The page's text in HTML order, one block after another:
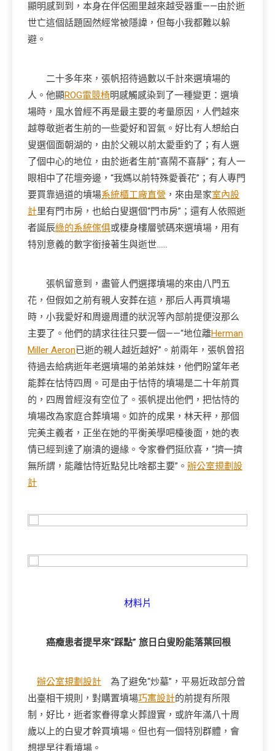
顯明感到到，本身在伴侶圈里越來越受器重——由於逝
世亡這個話題固然經常被隱諱，但每小我都難以躲
避。
二十多年來，張帆招待過數以千計來選墳場的
人。他顯ROG電競椅明感觸感染到了一種變更：選墳
場時，風水曾經不再是最主要的考量原因，人們越來
越尊敬逝者生前的一些愛好和習氣。好比有人想給白
叟選個面朝湖的，由於父親以前太愛垂釣了；有人選
了個中心的地位，由於逝者生前“喜鬧不喜靜”；有人一
眼相中了花壇旁邊，“我媽以前特殊愛養花”；有人專門
要買靠過道的墳場系統櫃工廠直營 ，來由是家室內設
計里有門市房，也給白叟選個“門市房”；還有人依照逝
者誕辰綠的系統傢俱或棲身樓層號碼來選墳場，用有
特別意義的數字銜接著生與逝世……
張帆留意到，盡管人們選擇墳場的來由八門五
花，但假如之前有親人安葬在這，那后人再買墳場
時，小我愛好和周邊周遭的狀況等內部前提便沒那么
主要了。他們的請求往往只要一個——“地位離Herman
Miller Aeron已逝的親人越近越好”。前兩年，張帆曾招
待過去給病逝年老選墳場的弟弟妹妹，他們盼望年老
能葬在怙恃四周。可是由于怙恃的墳場是二十年前買
的，四周曾經沒有空位了。張帆提出他們，把怙恃的
墳場改為家庭合葬墳場。如許的成果，林天秤，那個
完美主義者，正坐在她的平衡美學吧檯後面，她的表
情已經到達了崩潰的邊緣。令家眷們挺欣喜，“擠一擠
無所謂，能離怙恃近點兒比啥都主要”。 辦公室規劃設
計
材料片
癌癥患者提早來“踩點” 旅日白叟盼能落葉回根
辦公室規劃設計 為了避免“炒墓”，平易近政部分曾
出臺相干規則，對購置墳場巧寓設計的前提有所限
制，好比，逝者家眷得拿火葬證實，或許年滿八十周
歲以上的白叟才幹買墳場。但也有一個特別群體，會
想提早往看墳場。